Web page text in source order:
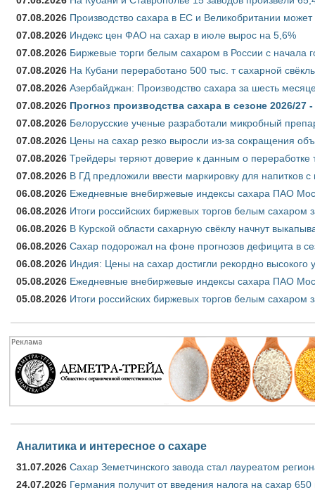
07.08.2026 Производство сахара в ЕС и Великобритании
07.08.2026 Индекс цен ФАО на сахар в июле вырос на 5,6%
07.08.2026 Биржевые торги белым сахаром в России с начала
07.08.2026 На Кубани переработано 500 тыс. т сахарной
07.08.2026 Азербайджан: Производство сахара за шесть
07.08.2026 Прогноз производства сахара в сезоне 2026/
07.08.2026 Белорусские ученые разработали микробный
07.08.2026 Цены на сахар резко выросли из-за сокращения
07.08.2026 Трейдеры теряют доверие к данным о переработке
07.08.2026 В ГД предложили ввести маркировку для напитков
06.08.2026 Ежедневные внебиржевые индексы сахара ПАО
06.08.2026 Итоги российских биржевых торгов белым сахаром
06.08.2026 В Курской области сахарную свёклу начнут
06.08.2026 Сахар подорожал на фоне прогнозов дефицита в
06.08.2026 Индия: Цены на сахар достигли рекордно высокого
05.08.2026 Ежедневные внебиржевые индексы сахара ПАО
05.08.2026 Итоги российских биржевых торгов белым сахаром
Аналитика и интересное о сахаре
31.07.2026 Сахар Земетчинского завода стал лауреатом
24.07.2026 Германия получит от введения налога на сахар